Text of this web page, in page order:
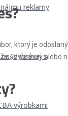
reklamy
„Vyhrávaj s
výrobkami
ktorý je
servery alebo